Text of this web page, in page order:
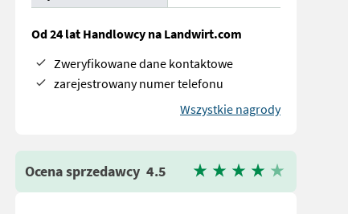
Od 24 lat Handlowcy na Landwirt.com
Zweryfikowane dane kontaktowe
zarejestrowany numer telefonu
Wszystkie nagrody
Ocena sprzedawcy 4.5